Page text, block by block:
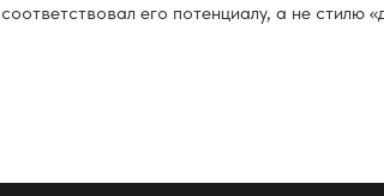
соответствовал его потенциалу, а не стилю